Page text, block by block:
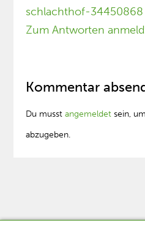
schlachthof-34450868
Zum Antworten
Kommentar
Du musstangemeldet sein,
abzugeben.